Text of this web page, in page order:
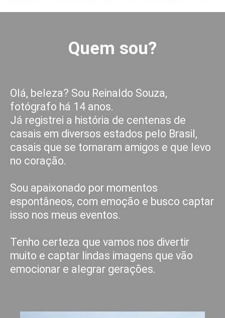
Quem sou?
Olá, beleza? Sou Reinaldo Souza,
fotógrafo há 14 anos.
Já registrei a história de centenas de
casais em diversos estados pelo Brasil,
casais que se tornaram amigos e que levo
no coração.
Sou apaixonado por momentos
espontâneos, com emoção e busco captar
isso nos meus eventos.
Tenho certeza que vamos nos divertir
muito e captar lindas imagens que vão
emocionar e alegrar gerações.